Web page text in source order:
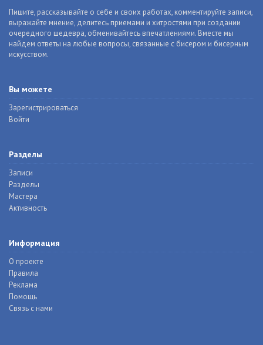
Пишите, рассказывайте о себе и своих работах, комментируйте записи,
выражайте мнение, делитесь приемами и хитростями при создании
очередного шедевра, обменивайтесь впечатлениями. Вместе мы
найдем ответы на любые вопросы, связанные с бисером и бисерным
искусством.
Вы можете
Зарегистрироваться
Войти
Разделы
Записи
Разделы
Мастера
Активность
Информация
О проекте
Правила
Реклама
Помощь
Связь с нами